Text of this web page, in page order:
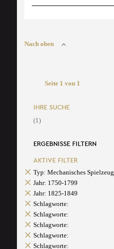
Nach oben
Seite 1 von 1
IHRE SUCHE
(1)
ERGEBNISSE FILTERN
AKTIVE FILTER
Typ: Mechanisches Spielzeug
Jahr: 1750-1799
Jahr: 1825-1849
Schlagworte:
Schlagworte:
Schlagworte:
Schlagworte:
Schlagworte: